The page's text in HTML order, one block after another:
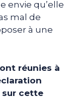
envie qu’elle
mal de
à une
réunies à
sur cette